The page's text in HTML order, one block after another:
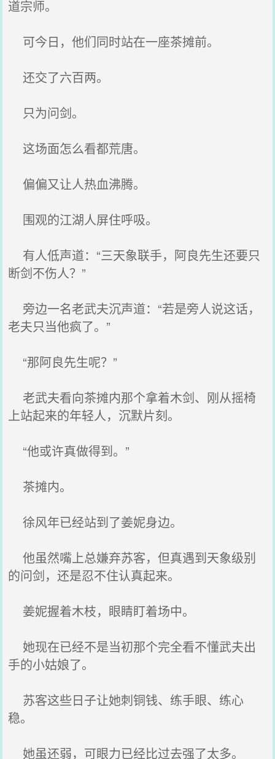
道宗师。
可今日，他们同时站在一座茶摊前。
还交了六百两。
只为问剑。
这场面怎么看都荒唐。
偏偏又让人热血沸腾。
围观的江湖人屏住呼吸。
有人低声道：“三天象联手，阿良先生还要只
断剑不伤人？”
旁边一名老武夫沉声道：“若是旁人说这话，
老夫只当他疯了。”
“那阿良先生呢？”
老武夫看向茶摊内那个拿着木剑、刚从摇椅
上站起来的年轻人，沉默片刻。
“他或许真做得到。”
茶摊内。
徐风年已经站到了姜妮身边。
他虽然嘴上总嫌弃苏客，但真遇到天象级别
的问剑，还是忍不住认真起来。
姜妮握着木枝，眼睛盯着场中。
她现在已经不是当初那个完全看不懂武夫出
手的小姑娘了。
苏客这些日子让她刺铜钱、练手眼、练心
稳。
她虽还弱，可眼力已经比过去强了太多。